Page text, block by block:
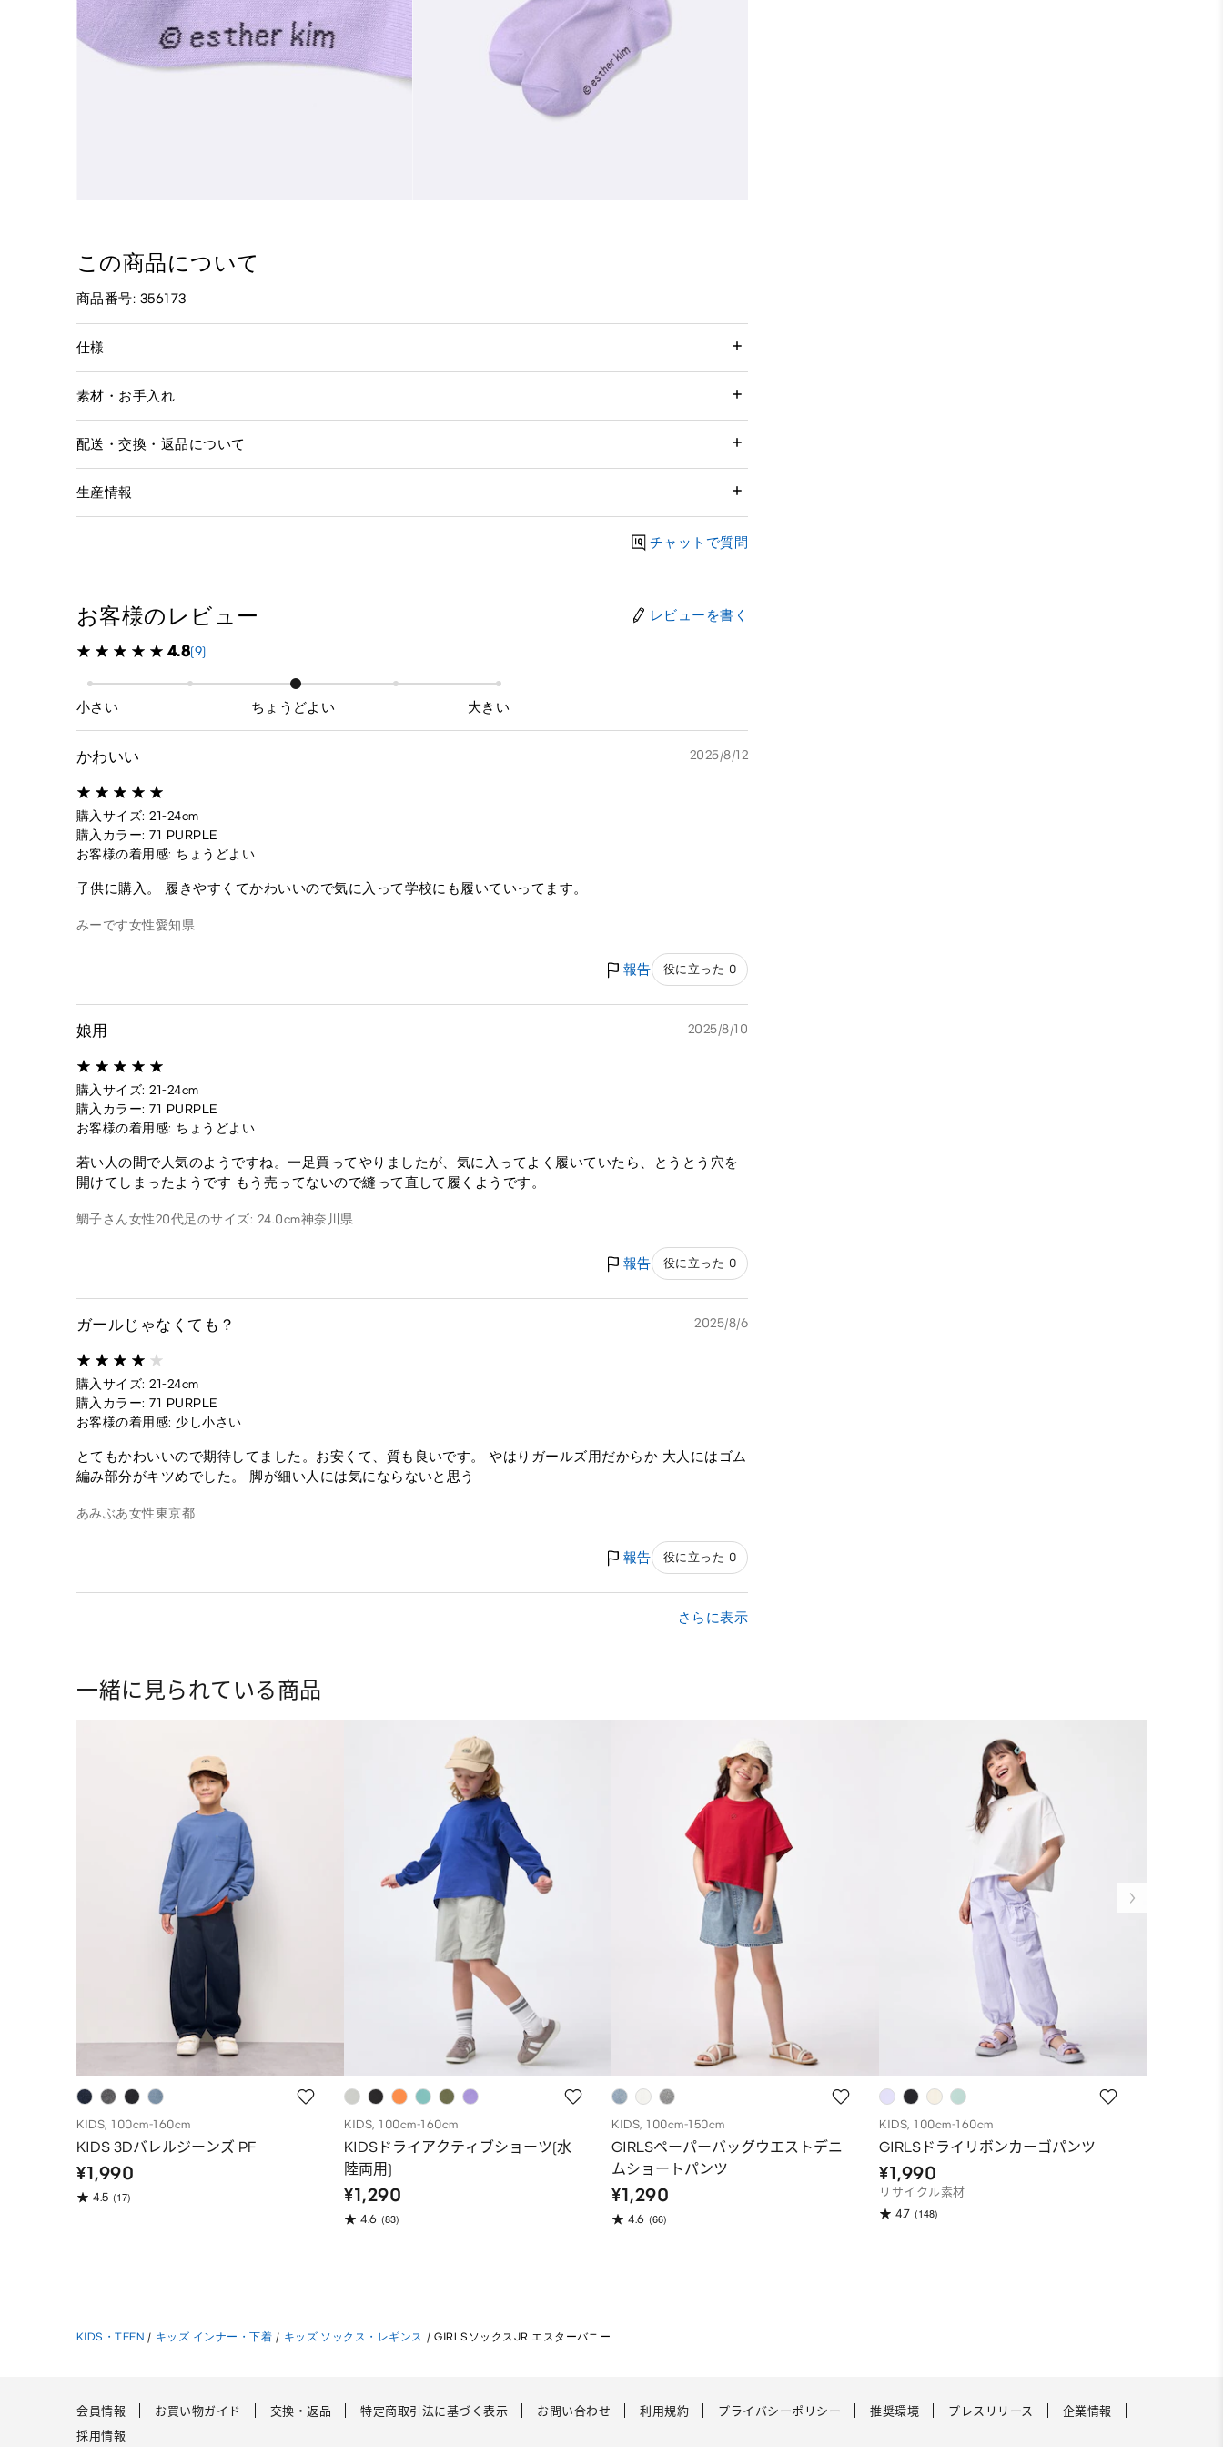
この商品について
商品番号: 356173
仕様
素材・お手入れ
配送・交換・返品について
生産情報
チャットで質問
お客様のレビュー レビューを書く
4.8(9)
小さい ちょうどよい 大きい
かわいい 2025/8/12
購入サイズ: 21-24cm
購入カラー: 71 PURPLE
お客様の着用感: ちょうどよい
子供に購入。 履きやすくてかわいいので気に入って学校にも履いていってます。
みーです女性愛知県
報告 役に立った 0
娘用 2025/8/10
購入サイズ: 21-24cm
購入カラー: 71 PURPLE
お客様の着用感: ちょうどよい
若い人の間で人気のようですね。一足買ってやりましたが、気に入ってよく履いていたら、とうとう穴を
開けてしまったようです もう売ってないので縫って直して履くようです。
鯛子さん女性20代足のサイズ: 24.0cm神奈川県
報告 役に立った 0
ガールじゃなくても？ 2025/8/6
購入サイズ: 21-24cm
購入カラー: 71 PURPLE
お客様の着用感: 少し小さい
とてもかわいいので期待してました。お安くて、質も良いです。 やはりガールズ用だからか 大人にはゴム
編み部分がキツめでした。 脚が細い人には気にならないと思う
あみぶあ女性東京都
報告 役に立った 0
さらに表示
一緒に見られている商品
KIDS, 100cm-160cm
KIDS 3Dバレルジーンズ PF
¥1,990
4.5 (17)
KIDS, 100cm-160cm
KIDSドライアクティブショーツ(水
陸両用)
¥1,290
4.6 (83)
KIDS, 100cm-150cm
GIRLSペーパーバッグウエストデニ
ムショートパンツ
¥1,290
4.6 (66)
KIDS, 100cm-160cm
GIRLSドライリボンカーゴパンツ
¥1,990
リサイクル素材
4.7 (148)
KIDS・TEEN / キッズ インナー・下着 / キッズ ソックス・レギンス / GIRLSソックスJR エスターバニー
会員情報 お買い物ガイド 交換・返品 特定商取引法に基づく表示 お問い合わせ 利用規約 プライバシーポリシー 推奨環境 プレスリリース
企業情報
採用情報